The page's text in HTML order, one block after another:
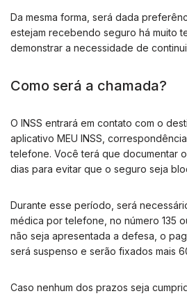
Da mesma forma, será dada
estejam recebendo seguro há muito
demonstrar a necessidade de
Como será a chamada?
O INSS entrará em contato com o
aplicativo MEU INSS,
telefone. Você terá que documentar
dias para evitar que o seguro seja
Durante esse período, será
médica por telefone, no número 135
não seja apresentada a defesa, o
será suspenso e serão fixados mais
Caso nenhum dos prazos seja